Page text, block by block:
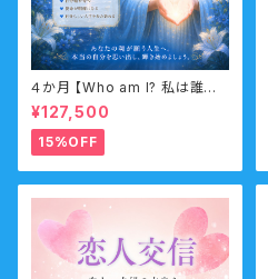
４か月 【Who am I? 私は誰な
のか？】サポートコース なんの
ために生まれてきたのか？人生
の目的・使命・生きがいサポート
コース （人生の目的・魂の使命）
¥127,500
15%OFF